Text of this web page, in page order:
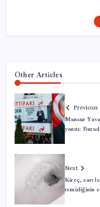
Other Articles
Previous
Mansur
yanıtı:
Next
Kireç, sarı
temizliğinin